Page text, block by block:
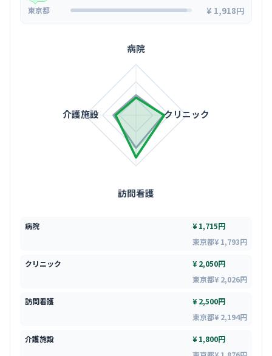
東京都 ¥ 1,918円
病院
クリニック
訪問看護
介護施設
病院
¥ 1,715円
東京都¥ 1,793円
クリニック
¥ 2,050円
東京都¥ 2,026円
訪問看護
¥ 2,500円
東京都¥ 2,194円
介護施設
¥ 1,800円